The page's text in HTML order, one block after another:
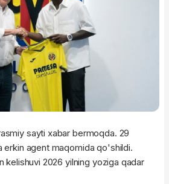
sayti xabar bermoqda. 29
erkin agent maqomida qo'shildi.
kelishuvi 2026 yilning yoziga qadar